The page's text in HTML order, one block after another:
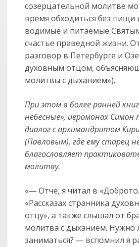
созерцательной молитве
время обходиться без пищи
водимые и питаемые
счастье праведной жизни.
разговор в Петербурге и
духовным отцом,
молитвы с дыханием»).
При этом в более ранней
небесные», иеромонах Симон
диалог с архимандритом
(Павловым), где ему старец
благословляет
молитву.
«— Отче, я читал в
«Рассказах странника
отцу», а также слышал от
молитва с дыханием. Нужно
заниматься? — вспомнил я